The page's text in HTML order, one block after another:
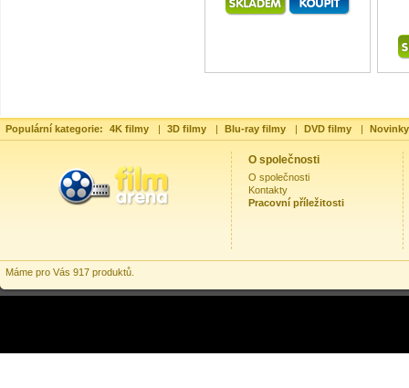
Populární kategorie: 4K filmy | 3D filmy | Blu-ray filmy | DVD filmy |
O společnosti
O společnosti
Kontakty
Pracovní příležitosti
Máme pro Vás 917 produktů.